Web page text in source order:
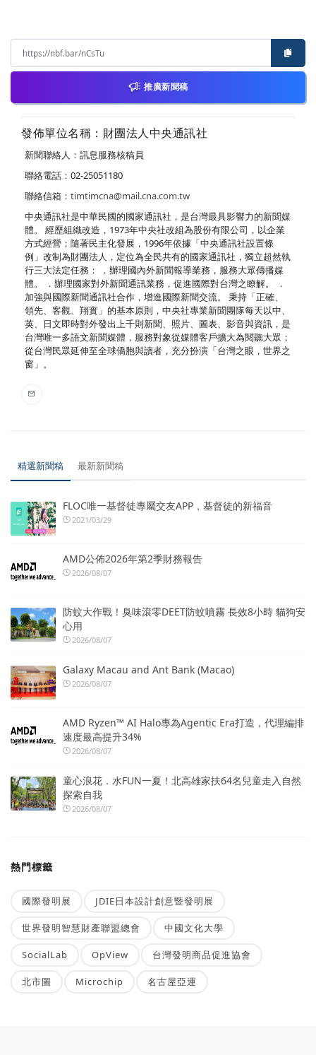
推廣新聞稿
發佈單位名稱：財團法人中央通訊社
新聞聯絡人：訊息服務核稿員
聯絡電話：02-25051180
聯絡信箱： timtimcna@mail.cna.com.tw
中央通訊社是中華民國的國家通訊社，是台灣最具影響力的新聞媒
體。 經歷組織改造，1973年中央社改組為股份有限公司，以企業
方式經營；隨著民主化發展，1996年依據「中央通訊社設置條
例」改制為財團法人，定位為全民共有的國家通訊社，獨立超然執
行三大法定任務： ．辦理國內外新聞報導業務，服務大眾傳播媒
體。 ．辦理國家對外新聞通訊業務，促進國際對台灣之瞭解。 ．
加強與國際新聞通訊社合作，增進國際新聞交流。 秉持「正確、
領先、客觀、翔實」的基本原則，中央社專業新聞團隊每天以中、
英、日文即時對外發出上千則新聞、照片、圖表、影音與資訊，是
台灣唯一多語文新聞媒體，服務對象從媒體客戶擴大為閱聽大眾；
從台灣民眾延伸至全球僑胞與讀者，充分扮演「台灣之眼，世界之
窗」。
精選新聞稿 最新新聞稿
FLOC唯一基督徒專屬交友APP，基督徒的新福音
2021/03/29
AMD公佈2026年第2季財務報告
2026/08/07
防蚊大作戰！臭味滾零DEET防蚊噴霧 長效8小時 貓狗安
心用
2026/08/07
Galaxy Macau and Ant Bank (Macao)
2026/08/07
AMD Ryzen™ AI Halo專為Agentic Era打造，代理編排
速度最高提升34%
2026/08/07
童心浪花．水FUN一夏！北高雄家扶64名兒童走入自然
探索自我
2026/08/07
熱門標籤
國際發明展 JDIE日本設計創意暨發明展
世界發明智慧財產聯盟總會 中國文化大學
SocialLab OpView 台灣發明商品促進協會
北市圖 Microchip 名古屋亞運